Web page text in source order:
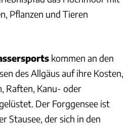
Pflanzen und Tieren
kommen an den
des Allgäus auf ihre Kosten,
Raften, Kanu- oder
Der Forggensee ist
Stausee, der sich in den